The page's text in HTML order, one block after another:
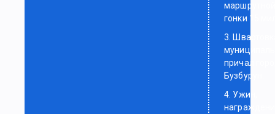
гонки 15
3.
причал
Бузбурун.
4. Ужин,